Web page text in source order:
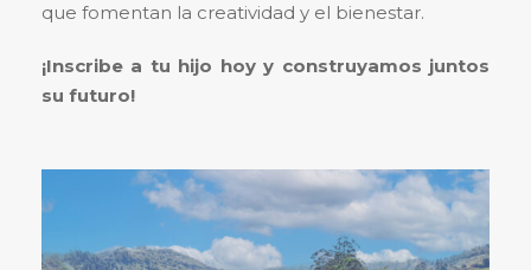
que fomentan la creatividad y el bienestar.
¡Inscribe a tu hijo hoy y construyamos juntos
su futuro!